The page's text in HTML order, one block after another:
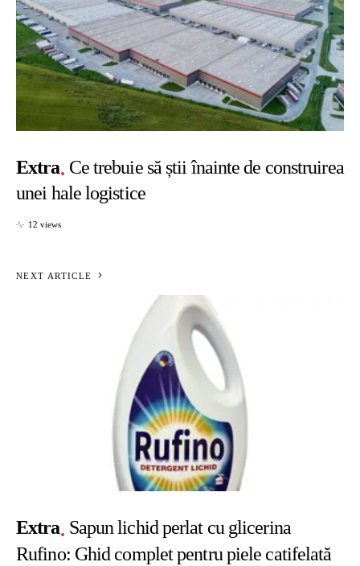
Extra Ce trebuie să știi înainte de construirea
unei hale logistice
12 views
NEXT ARTICLE
Extra Sapun lichid perlat cu glicerina
Rufino: Ghid complet pentru piele catifelată